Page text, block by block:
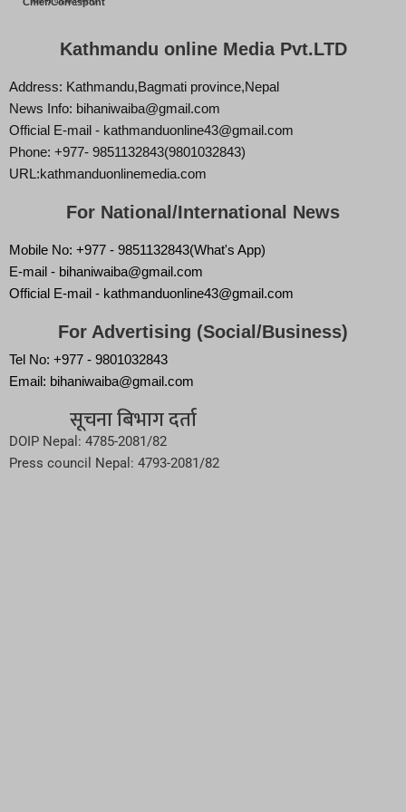
Kathmandu online Media Pvt.LTD
Address: Kathmandu,Bagmati province,Nepal
News Info: bihaniwaiba@gmail.com
Official E-mail - kathmanduonline43@gmail.com
Phone: +977- 9851132843(9801032843)
URL:kathmanduonlinemedia.com
For National/International News
Mobile No: +977 - 9851132843(What's App)
E-mail - bihaniwaiba@gmail.com
Official E-mail - kathmanduonline43@gmail.com
For Advertising (Social/Business)
Tel No: +977 - 9801032843
Email: bihaniwaiba@gmail.com
सूचना बिभाग दर्ता
DOIP Nepal: 4785-2081/82
Press council Nepal: 4793-2081/82